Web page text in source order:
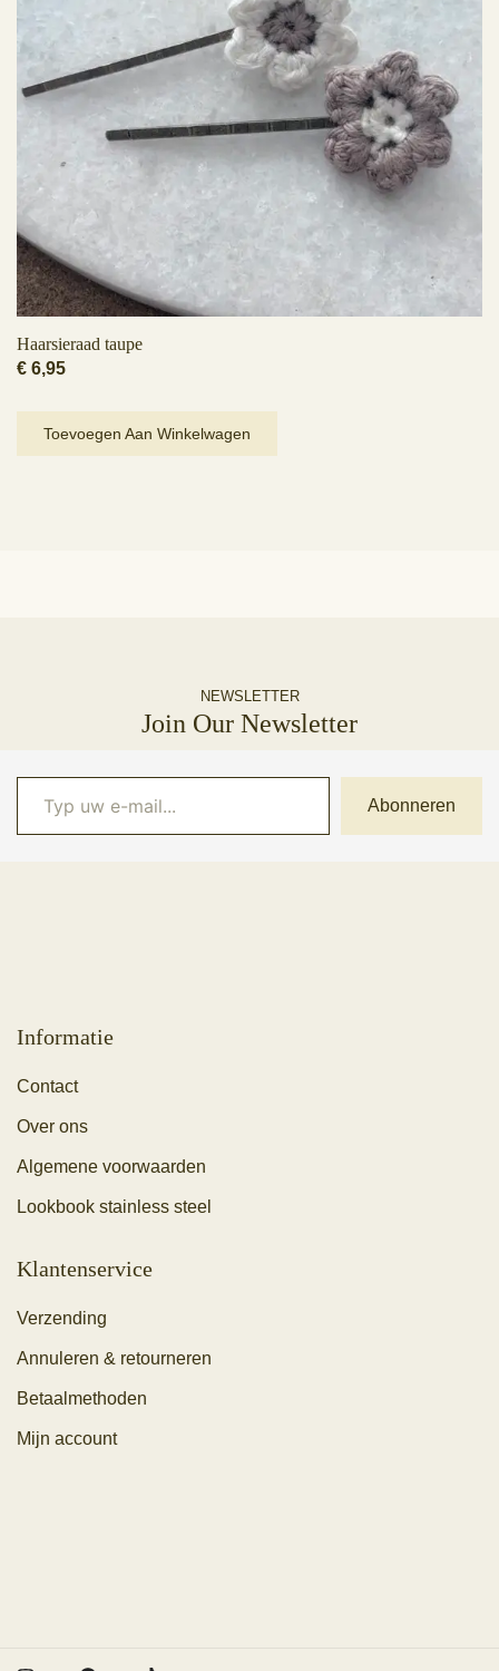
Haarsieraad taupe
€ 6,95
Toevoegen Aan Winkelwagen
NEWSLETTER
Join Our Newsletter
Typ uw e-mail...
Abonneren
Informatie
Contact
Over ons
Algemene voorwaarden
Lookbook stainless steel
Klantenservice
Verzending
Annuleren & retourneren
Betaalmethoden
Mijn account